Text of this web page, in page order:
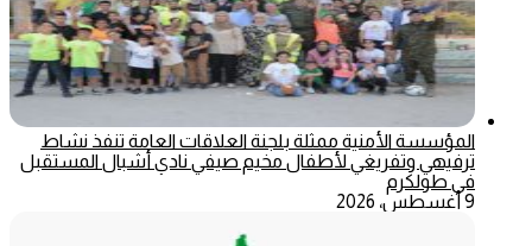
المؤسسة الأمنية ممثلة بلجنة العلاقات العامة تنفذ نشاط
ترفيهي وتفريغي لأطفال مخيم صيفي نادي أشبال المستقبل
في طولكرم
9 أغسطس، 2026